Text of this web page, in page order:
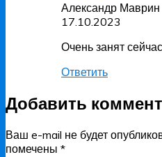
Александр Маврин
17.10.2023
Очень занят
Ответить
Добавить
Ваш e-mail не будет
помечены *